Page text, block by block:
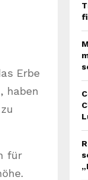
Erbe
haben
für